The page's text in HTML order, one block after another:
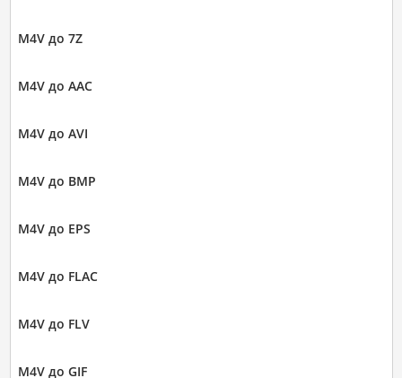
M4V до 7Z
M4V до AAC
M4V до AVI
M4V до BMP
M4V до EPS
M4V до FLAC
M4V до FLV
M4V до GIF